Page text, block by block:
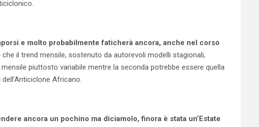
e molto probabilmente faticherà ancora, anche nel corso
che il trend mensile, sostenuto da autorevoli modelli stagionali,
piuttosto variabile mentre la seconda potrebbe essere quella
Africano.
ancora un pochino ma diciamolo, finora è stata un’Estate